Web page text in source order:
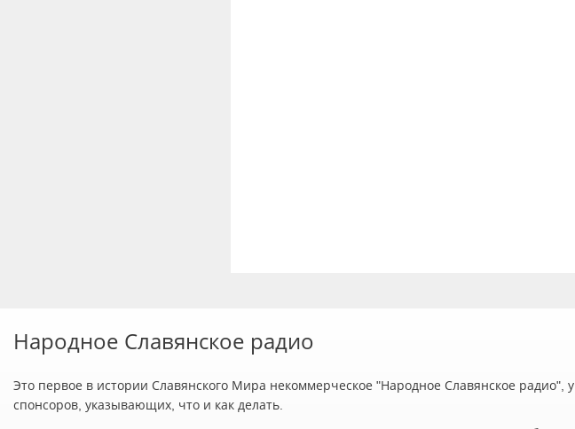
Народное Славянское радио
Это первое в истории Славянского Мира некоммерческое "Народное Славянское радио",
спонсоров, указывающих, что и как делать.